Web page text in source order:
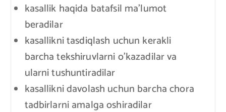
kasallik haqida batafsil ma’lumot
beradilar
kasallikni tasdiqlash uchun kerakli
barcha tekshiruvlarni o’kazadilar va
ularni tushuntiradilar
kasallikni davolash uchun barcha chora
tadbirlarni amalga oshiradilar